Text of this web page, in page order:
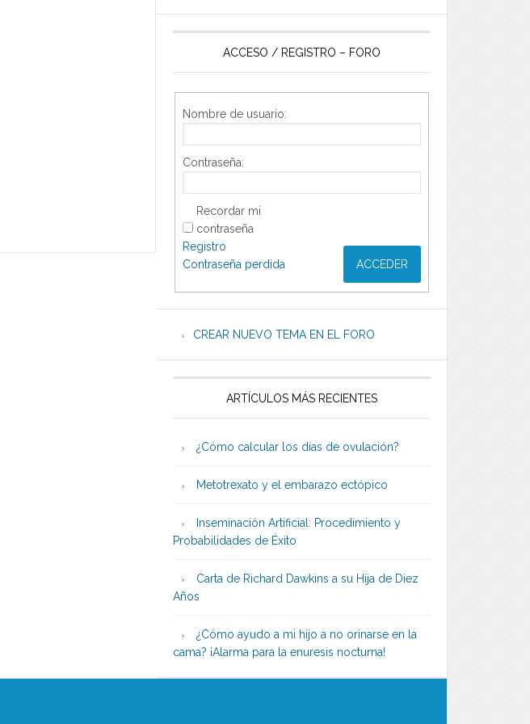
ACCESO / REGISTRO – FORO
Nombre de usuario:
Contraseña:
Recordar mi
contraseña
ACCEDER
Registro
Contraseña perdida
CREAR NUEVO TEMA EN EL FORO
ARTÍCULOS MÁS RECIENTES
¿Cómo calcular los días de ovulación?
Metotrexato y el embarazo ectópico
Inseminación Artificial: Procedimiento y
Probabilidades de Éxito
Carta de Richard Dawkins a su Hija de Diez
Años
¿Cómo ayudo a mi hijo a no orinarse en la
cama? ¡Alarma para la enuresis nocturna!